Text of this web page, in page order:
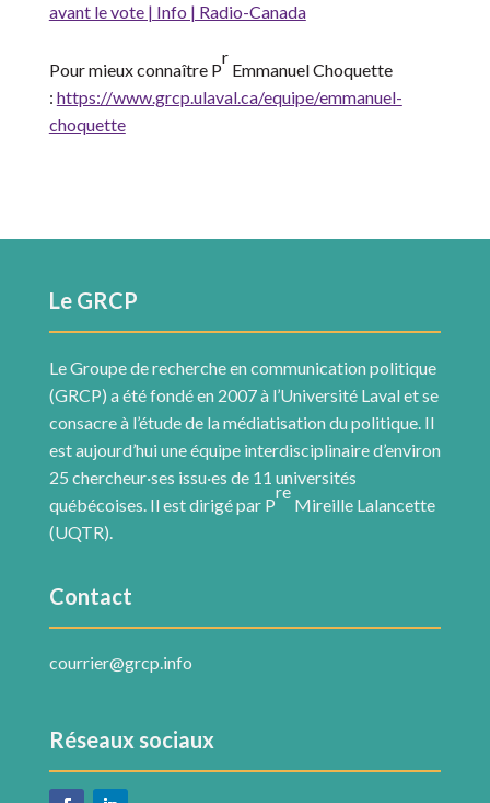
avant le vote | Info | Radio-Canada
Pour mieux connaître P
r
Emmanuel Choquette
: https://www.grcp.ulaval.ca/equipe/emmanuel-
choquette
Le GRCP
Le Groupe de recherche en communication politique
(GRCP) a été fondé en 2007 à l’Université Laval et se
consacre à l’étude de la médiatisation du politique. Il
est aujourd’hui une équipe interdisciplinaire d’environ
25 chercheur·ses issu·es de 11 universités
québécoises. Il est dirigé par P
re
Mireille Lalancette
(UQTR).
Contact
courrier@grcp.info
Réseaux sociaux